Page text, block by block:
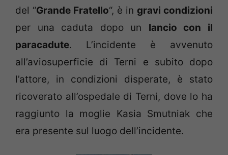
del “Grande Fratello“, è in gravi condizioni
per una caduta dopo un lancio con il
paracadute. L’incidente è avvenuto
all’aviosuperficie di Terni e subito dopo
l’attore, in condizioni disperate, è stato
ricoverato all’ospedale di Terni, dove lo ha
raggiunto la moglie Kasia Smutniak che
era presente sul luogo dell’incidente.